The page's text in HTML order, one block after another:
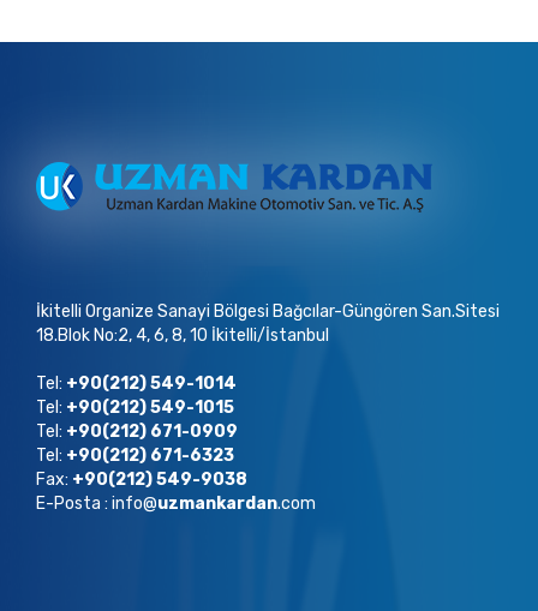
İkitelli Organize Sanayi Bölgesi Bağcılar-Güngören San.Sitesi
18.Blok No:2, 4, 6, 8, 10 İkitelli/İstanbul
Tel: +90(212) 549-1014
Tel: +90(212) 549-1015
Tel: +90(212) 671-0909
Tel: +90(212) 671-6323
Fax: +90(212) 549-9038
E-Posta : info@uzmankardan.com